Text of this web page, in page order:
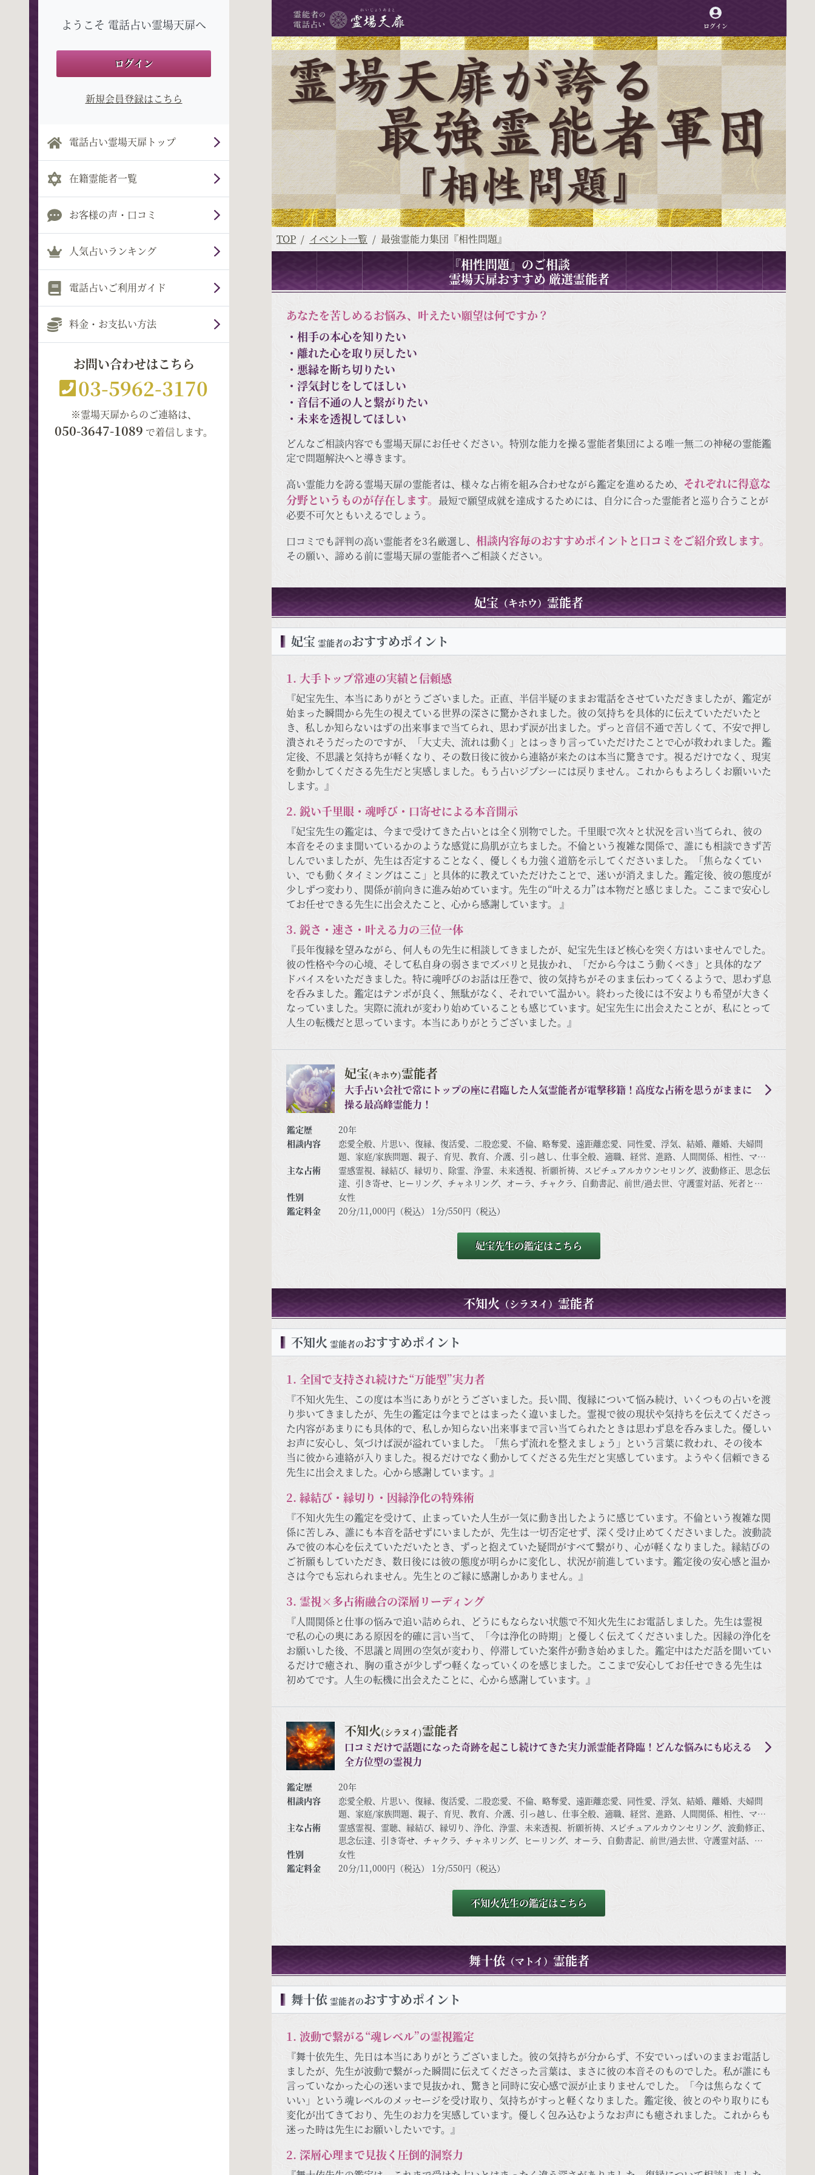
ようこそ 電話占い霊場天扉へ
ログイン
新規会員登録はこちら
電話占い霊場天扉トップ
在籍霊能者一覧
お客様の声・口コミ
人気占いランキング
電話占いご利用ガイド
料金・お支払い方法
お問い合わせはこちら
03-5962-3170
※霊場天扉からのご連絡は、
050-3647-1089 で着信します。
ログイン
TOP イベント一覧 最強霊能力集団『相性問題』
『相性問題』のご相談
霊場天扉おすすめ 厳選霊能者
あなたを苦しめるお悩み、叶えたい願望は何ですか？
・相手の本心を知りたい
・離れた心を取り戻したい
・悪縁を断ち切りたい
・浮気封じをしてほしい
・音信不通の人と繋がりたい
・未来を透視してほしい
どんなご相談内容でも霊場天扉にお任せください。特別な能力を操る霊能者集団による唯一無二の神秘の霊能鑑
定で問題解決へと導きます。
高い霊能力を誇る霊場天扉の霊能者は、様々な占術を組み合わせながら鑑定を進めるため、 それぞれに得意な
分野というものが存在します。 最短で願望成就を達成するためには、自分に合った霊能者と巡り合うことが
必要不可欠ともいえるでしょう。
口コミでも評判の高い霊能者を3名厳選し、 相談内容毎のおすすめポイントと口コミをご紹介致します。
その願い、諦める前に霊場天扉の霊能者へご相談ください。
妃宝 （キホウ） 霊能者
妃宝 霊能者のおすすめポイント
1. 大手トップ常連の実績と信頼感
『妃宝先生、本当にありがとうございました。正直、半信半疑のままお電話をさせていただきましたが、鑑定が
始まった瞬間から先生の視えている世界の深さに驚かされました。彼の気持ちを具体的に伝えていただいたと
き、私しか知らないはずの出来事まで当てられ、思わず涙が出ました。ずっと音信不通で苦しくて、不安で押し
潰されそうだったのですが、「大丈夫、流れは動く」とはっきり言っていただけたことで心が救われました。鑑
定後、不思議と気持ちが軽くなり、その数日後に彼から連絡が来たのは本当に驚きです。視るだけでなく、現実
を動かしてくださる先生だと実感しました。もう占いジプシーには戻りません。これからもよろしくお願いいた
します。』
2. 鋭い千里眼・魂呼び・口寄せによる本音開示
『妃宝先生の鑑定は、今まで受けてきた占いとは全く別物でした。千里眼で次々と状況を言い当てられ、彼の
本音をそのまま聞いているかのような感覚に鳥肌が立ちました。不倫という複雑な関係で、誰にも相談できず苦
しんでいましたが、先生は否定することなく、優しくも力強く道筋を示してくださいました。「焦らなくてい
い、でも動くタイミングはここ」と具体的に教えていただけたことで、迷いが消えました。鑑定後、彼の態度が
少しずつ変わり、関係が前向きに進み始めています。先生の“叶える力”は本物だと感じました。ここまで安心し
てお任せできる先生に出会えたこと、心から感謝しています。 』
3. 鋭さ・速さ・叶える力の三位一体
『長年復縁を望みながら、何人もの先生に相談してきましたが、妃宝先生ほど核心を突く方はいませんでした。
彼の性格や今の心境、そして私自身の弱さまでズバリと見抜かれ、「だから今はこう動くべき」と具体的なア
ドバイスをいただきました。特に魂呼びのお話は圧巻で、彼の気持ちがそのまま伝わってくるようで、思わず息
を呑みました。鑑定はテンポが良く、無駄がなく、それでいて温かい。終わった後には不安よりも希望が大きく
なっていました。実際に流れが変わり始めていることも感じています。妃宝先生に出会えたことが、私にとって
人生の転機だと思っています。本当にありがとうございました。』
妃宝(キホウ)霊能者
大手占い会社で常にトップの座に君臨した人気霊能者が電撃移籍！高度な占術を思うがままに
操る最高峰霊能力！
鑑定歴
20年
相談内容
恋愛全般、片思い、復縁、復活愛、二股恋愛、不倫、略奪愛、遠距離恋愛、同性愛、浮気、結婚、離婚、夫婦問
題、家庭/家族問題、親子、育児、教育、介護、引っ越し、仕事全般、適職、経営、進路、人間関係、相性、ママ
友、相手の気持ち、人生相談、開運、運勢、健康、金銭、動物、故人、心霊相談など
主な占術
霊感霊視、縁結び、縁切り、除霊、浄霊、未来透視、祈願祈祷、スピチュアルカウンセリング、波動修正、思念伝
達、引き寄せ、ヒーリング、チャネリング、オーラ、チャクラ、自動書記、前世/過去世、守護霊対話、死者との
対話、過去世供養、高次との交信、アニマルコミニケーション、呪術、魂入/魂抜、霊符、魂呼び、審神者、口寄
せ
性別
女性
鑑定料金
20分/11,000円（税込） 1分/550円（税込）
妃宝先生の鑑定はこちら
不知火 （シラヌイ） 霊能者
不知火 霊能者のおすすめポイント
1. 全国で支持され続けた“万能型”実力者
『不知火先生、この度は本当にありがとうございました。長い間、復縁について悩み続け、いくつもの占いを渡
り歩いてきましたが、先生の鑑定は今までとはまったく違いました。霊視で彼の現状や気持ちを伝えてくださっ
た内容があまりにも具体的で、私しか知らない出来事まで言い当てられたときは思わず息を呑みました。優しい
お声に安心し、気づけば涙が溢れていました。「焦らず流れを整えましょう」という言葉に救われ、その後本
当に彼から連絡が入りました。視るだけでなく動かしてくださる先生だと実感しています。ようやく信頼できる
先生に出会えました。心から感謝しています。』
2. 縁結び・縁切り・因縁浄化の特殊術
『不知火先生の鑑定を受けて、止まっていた人生が一気に動き出したように感じています。不倫という複雑な関
係に苦しみ、誰にも本音を話せずにいましたが、先生は一切否定せず、深く受け止めてくださいました。波動読
みで彼の本心を伝えていただいたとき、ずっと抱えていた疑問がすべて繋がり、心が軽くなりました。縁結びの
ご祈願もしていただき、数日後には彼の態度が明らかに変化し、状況が前進しています。鑑定後の安心感と温か
さは今でも忘れられません。先生とのご縁に感謝しかありません。』
3. 霊視×多占術融合の深層リーディング
『人間関係と仕事の悩みで追い詰められ、どうにもならない状態で不知火先生にお電話しました。先生は霊視
で私の心の奥にある原因を的確に言い当て、「今は浄化の時期」と優しく伝えてくださいました。因縁の浄化を
お願いした後、不思議と周囲の空気が変わり、停滞していた案件が動き始めました。鑑定中はただ話を聞いてい
るだけで癒され、胸の重さが少しずつ軽くなっていくのを感じました。ここまで安心してお任せできる先生は
初めてです。人生の転機に出会えたことに、心から感謝しています。』
不知火(シラヌイ)霊能者
口コミだけで話題になった奇跡を起こし続けてきた実力派霊能者降臨！どんな悩みにも応える
全方位型の霊視力
鑑定歴
20年
相談内容
恋愛全般、片思い、復縁、復活愛、二股恋愛、不倫、略奪愛、遠距離恋愛、同性愛、浮気、結婚、離婚、夫婦問
題、家庭/家族問題、親子、育児、教育、介護、引っ越し、仕事全般、適職、経営、進路、人間関係、相性、ママ
友、相手の気持ち、人生相談、開運、運勢、健康、金銭、動物、失せ物、故人、心霊相談など
主な占術
霊感霊視、霊聴、縁結び、縁切り、浄化、浄霊、未来透視、祈願祈祷、スピチュアルカウンセリング、波動修正、
思念伝達、引き寄せ、チャクラ、チャネリング、ヒーリング、オーラ、自動書記、前世/過去世、守護霊対話、霊
障除去、先祖供養、過去世供養、死者との対話、高次との交信、アニマルコミュニケーション、呪術、魂入/魂
抜、特殊占術、命名/改名、特殊念波、霊符など
性別
女性
鑑定料金
20分/11,000円（税込） 1分/550円（税込）
不知火先生の鑑定はこちら
舞十依（マトイ）霊能者
舞十依 霊能者のおすすめポイント
1. 波動で繋がる“魂レベル”の霊視鑑定
『舞十依先生、先日は本当にありがとうございました。彼の気持ちが分からず、不安でいっぱいのままお電話し
ましたが、先生が波動で繋がった瞬間に伝えてくださった言葉は、まさに彼の本音そのものでした。私が誰にも
言っていなかった心の迷いまで見抜かれ、驚きと同時に安心感で涙が止まりませんでした。「今は焦らなくて
いい」という魂レベルのメッセージを受け取り、気持ちがすっと軽くなりました。鑑定後、彼とのやり取りにも
変化が出てきており、先生のお力を実感しています。優しく包み込むようなお声にも癒されました。これからも
迷った時は先生にお願いしたいです。』
2. 深層心理まで見抜く圧倒的洞察力